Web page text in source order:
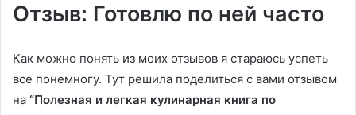
Отзыв: Готовлю по ней часто
Как можно понять из моих отзывов я стараюсь успеть
все понемногу. Тут решила поделиться с вами отзывом
на “Полезная и легкая кулинарная книга по